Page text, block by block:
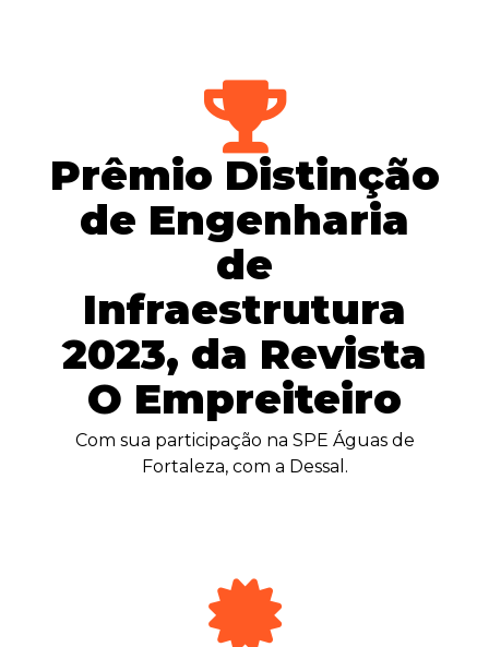
Prêmio Distinção
de Engenharia
de
Infraestrutura
2023, da Revista
O Empreiteiro
Com sua participação na SPE Águas de
Fortaleza, com a Dessal.